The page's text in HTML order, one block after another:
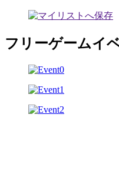
フリーゲームイ